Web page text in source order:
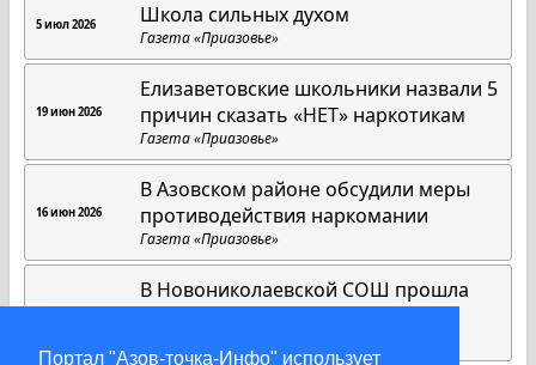
Портал "Азов-точка-Инфо" использует
5 июл 2026 Школа сильных духом
Газета «Приазовье»
19 июн 2026
Елизаветовские школьники назвали 5
причин сказать «НЕТ» наркотикам
Газета «Приазовье»
16 июн 2026
В Азовском районе обсудили меры
противодействия наркомании
Газета «Приазовье»
В Новониколаевской СОШ прошла